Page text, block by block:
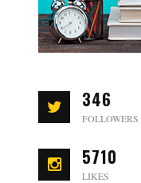
346
FOLLOWERS
5710
LIKES